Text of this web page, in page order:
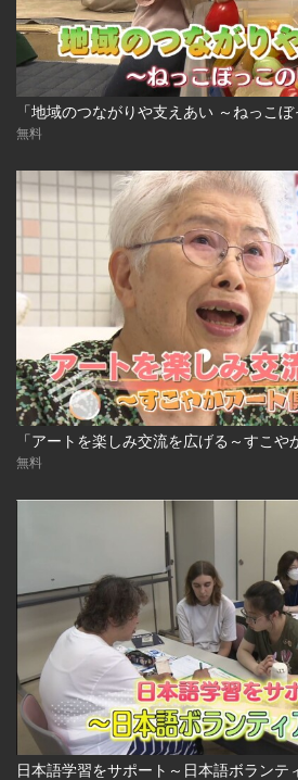
「地域のつながりや支えあい ～ねっこぼ
無料
「アートを楽しみ交流を広げる～すこや
無料
日本語学習をサポート～日本語ボランテ